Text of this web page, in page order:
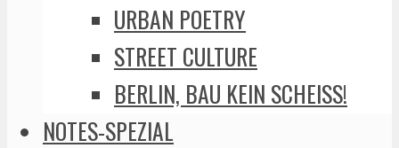
URBAN POETRY
STREET CULTURE
BERLIN, BAU KEIN SCHEISS!
NOTES-SPEZIAL